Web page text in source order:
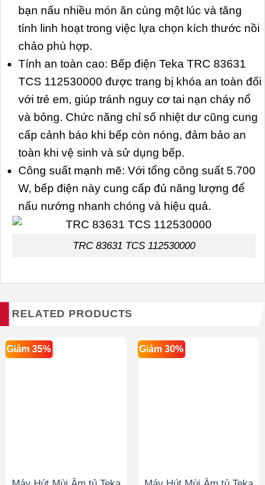
bạn nấu nhiều món ăn cùng một lúc và tăng
tính linh hoạt trong việc lựa chọn kích thước nồi
chảo phù hợp.
Tính an toàn cao: Bếp điện Teka TRC 83631
TCS 112530000 được trang bị khóa an toàn đối
với trẻ em, giúp tránh nguy cơ tai nạn cháy nổ
và bỏng. Chức năng chỉ số nhiệt dư cũng cung
cấp cảnh báo khi bếp còn nóng, đảm bảo an
toàn khi vệ sinh và sử dụng bếp.
Công suất mạnh mẽ: Với tổng công suất 5.700
W, bếp điện này cung cấp đủ năng lượng để
nấu nướng nhanh chóng và hiệu quả.
TRC 83631 TCS 112530000
RELATED PRODUCTS
Giảm 35% Giảm 30%